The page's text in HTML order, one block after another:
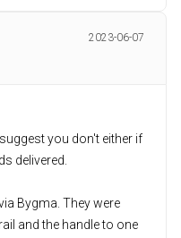
2023-06-07
you don't either if
delivered.
Bygma. They were
and the handle to one